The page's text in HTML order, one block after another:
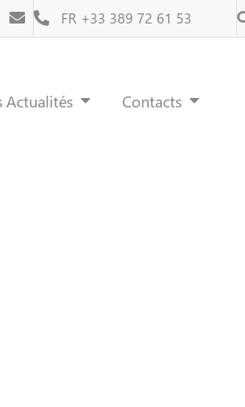
FR +33 389 72 61 53
Actualités Contacts